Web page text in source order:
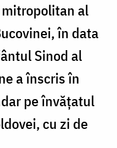
al
în data
Sinod al
a înscris în
pe învățatul
cu zi de